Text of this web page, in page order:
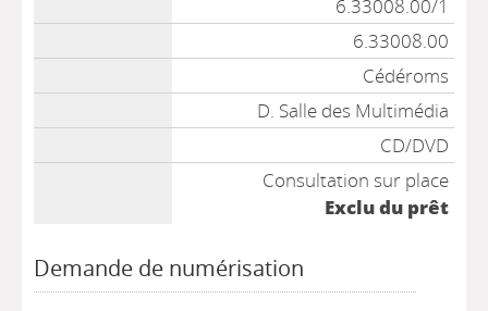
6.33008.00/1
6.33008.00
Cédéroms
D. Salle des Multimédia
CD/DVD
Consultation sur place
Exclu du prêt
Demande de numérisation